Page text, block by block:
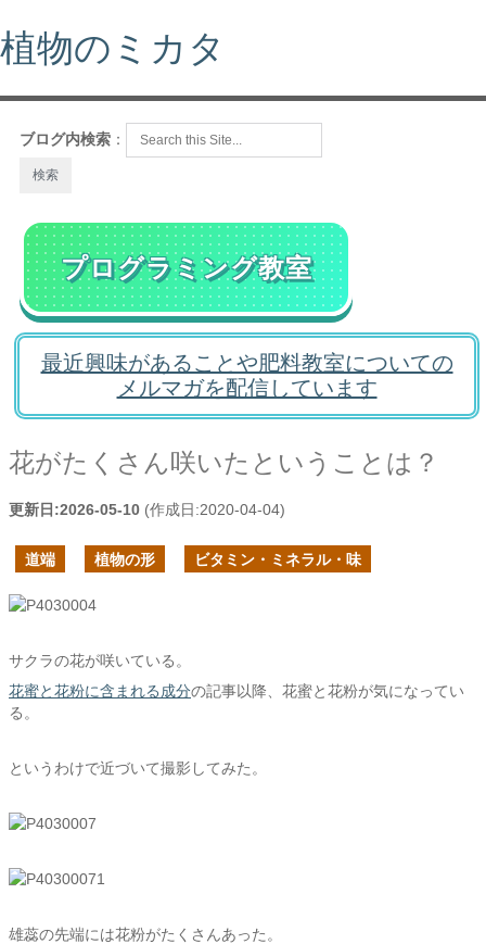
植物のミカタ
ブログ内検索 ：
プログラミング教室
最近興味があることや肥料教室についての
メルマガを配信しています
花がたくさん咲いたということは？
更新日:2026-05-10 (作成日:2020-04-04)
道端 植物の形 ビタミン・ミネラル・味
サクラの花が咲いている。
花蜜と花粉に含まれる成分の記事以降、花蜜と花粉が気になってい
る。
というわけで近づいて撮影してみた。
雄蕊の先端には花粉がたくさんあった。